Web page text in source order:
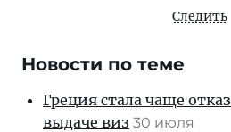
Следить
Новости по теме
Греция стала чаще
выдаче виз 30 июля